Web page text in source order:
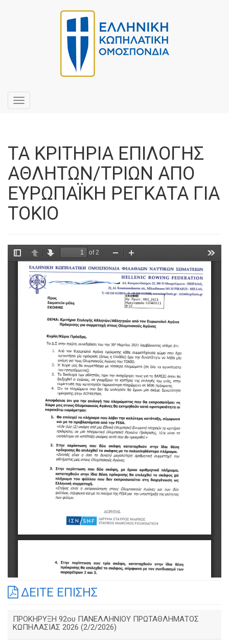
Toggle
navigation
ΤΑ ΚΡΙΤΗΡΙΑ ΕΠΙΛΟΓΗΣ
ΑΘΛΗΤΩΝ/ΤΡΙΩΝ ΑΠΟ
ΕΥΡΩΠΑΪΚΗ ΡΕΓΚΑΤΑ ΓΙΑ
ΤΟΚΙΟ
ΔΕΙΤΕ ΕΠΙΣΗΣ
ΠΡΟΚΗΡΥΞΗ 92ου ΠΑΝΕΛΛΗΝΙΟΥ ΠΡΩΤΑΘΛΗΜΑΤΟΣ
ΚΩΠΗΛΑΣΙΑΣ 2026 (2/2/2026)